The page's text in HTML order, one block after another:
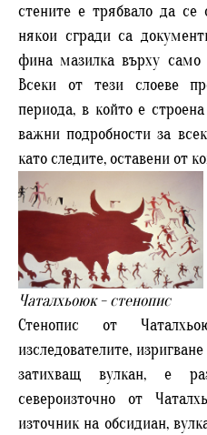
стените е трябвало да се
някои сгради са
фина мазилка върху само
Всеки от тези слоеве
периода, в който е
важни подробности за
като следите, оставени от
Чаталхьоюк - стенопис
Стенопис от
изследователите,
затихващ вулкан, е
североизточно от
източник на обсидиан,